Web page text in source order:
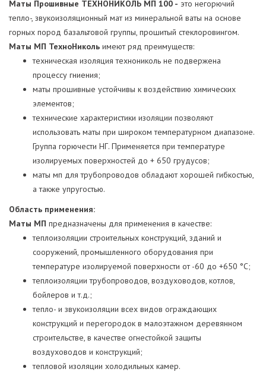
Маты Прошивные ТЕХНОНИКОЛЬ МП 100 - это негорючий
тепло-, звукоизоляционный мат из минеральной ваты на основе
горных пород базальтовой группы, прошитый стеклоровингом.
Маты МП ТехноНиколь имеют ряд преимуществ:
техническая изоляция технониколь не подвержена
процессу гниения;
маты прошивные устойчивы к воздействию химических
элементов;
технические характеристики изоляции позволяют
использовать маты при широком температурном диапазоне.
Группа горючести НГ. Применяется при температуре
изолируемых поверхностей до + 650 грудусов;
маты мп для трубопроводов обладают хорошей гибкостью,
а также упругостью.
Область применения:
Маты МП предназначены для применения в качестве:
теплоизоляции строительных конструкций, зданий и
сооружений, промышленного оборудования при
температуре изолируемой поверхности от -60 до +650 °С;
теплоизоляции трубопроводов, воздуховодов, котлов,
бойлеров и т.д.;
тепло- и звукоизоляции всех видов ограждающих
конструкций и перегородок в малоэтажном деревянном
строительстве, в качестве огнестойкой защиты
воздуховодов и конструкций;
тепловой изоляции холодильных камер.